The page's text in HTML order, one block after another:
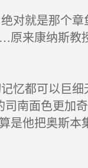
对就是那个
来康纳斯教
忆都可以巨
南面色更加
他把奥斯本